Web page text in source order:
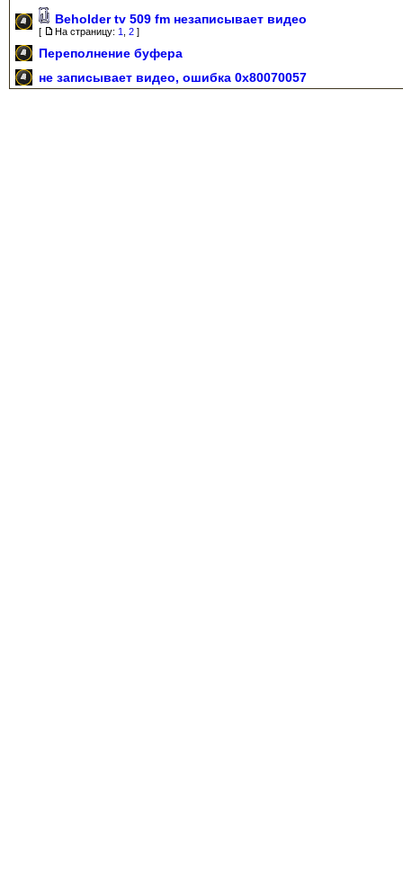
Beholder tv 509 fm незаписывает видео
[ На страницу: 1 2 ]
Переполнение буфера
не записывает видео, ошибка 0x80070057